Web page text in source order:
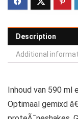
Description
Additional
Inhoud van 590 ml
Optimaal gemixd